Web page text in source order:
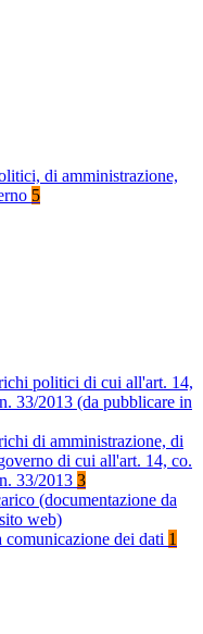
di amministrazione,
5
politici di cui all'art. 14,
33/2013 (da pubblicare in
di amministrazione, di
di cui all'art. 14, co.
33/2013 3
(documentazione da
web)
comunicazione dei dati 1